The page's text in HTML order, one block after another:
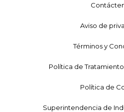
Aviso de
Términos y
Política de
Política de
Superintendencia de